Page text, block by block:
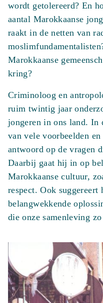
wordt getolereerd? En
aantal Marokkaanse
raakt in de netten van
Marokkaanse
kring?
Criminoloog en
ruim twintig jaar
jongeren in ons land. In
van vele voorbeelden
antwoord op de vragen
Daarbij gaat hij in op
Marokkaanse cultuur,
respect. Ook suggereert
belangwekkende
die onze samenleving